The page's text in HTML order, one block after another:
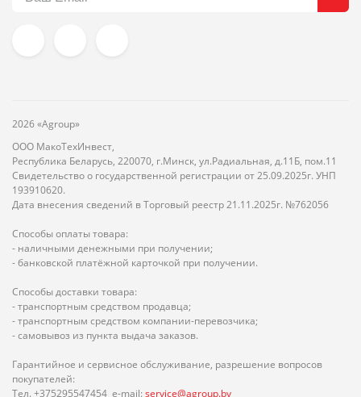
2026 «Agroup»
ООО МакоТехИнвест,
Республика Беларусь, 220070, г.Минск, ул.Радиальная, д.11Б, пом.11
Свидетельство о государственной регистрации от 25.09.2025г. УНП
193910620.
Дата внесения сведений в Торговый реестр 21.11.2025г. №762056
Способы оплаты товара:
- наличными денежными при получении;
- банковской платёжной карточкой при получении.
Способы доставки товара:
- транспортным средством продавца;
- транспортным средством компании-перевозчика;
- самовывоз из пункта выдача заказов.
Гарантийное и сервисное обслуживание, разрешение вопросов
покупателей:
Тел. +375295547454 e-mail: service@agroup.by